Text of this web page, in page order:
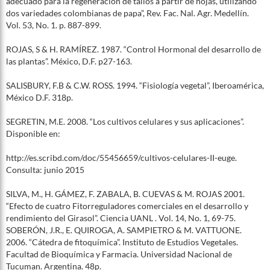
dos variedades colombianas de papa”, Rev. Fac. Nal. Agr. Medellín.
Vol. 53, No. 1. p. 887-899.
ROJAS, S & H. RAMÍREZ. 1987. “Control Hormonal del desarrollo de
las plantas”. México, D.F. p27-163.
SALISBURY, F.B & C.W. ROSS. 1994. “Fisiología vegetal”, Iberoamérica,
México D.F. 318p.
SEGRETIN, M.E. 2008. “Los cultivos celulares y sus aplicaciones”.
Disponible en:
http://es.scribd.com/doc/55456659/cultivos-celulares-II-euge.
Consulta: junio 2015
SILVA, M., H. GÁMEZ, F. ZABALA, B. CUEVAS & M. ROJAS 2001.
“Efecto de cuatro Fitorreguladores comerciales en el desarrollo y
rendimiento del Girasol”. Ciencia UANL . Vol. 14, No. 1, 69-75.
SOBERÓN, J.R., E. QUIROGA, A. SAMPIETRO & M. VATTUONE.
2006. “Cátedra de fitoquímica”. Instituto de Estudios Vegetales.
Facultad de Bioquímica y Farmacia. Universidad Nacional de
Tucuman. Argentina. 48p.